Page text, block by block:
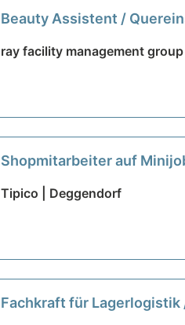
Beauty Assistent /
ray facility management
Shopmitarbeiter auf
Tipico | Deggendorf
Fachkraft für